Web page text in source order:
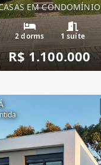
EM CONDOMÍNIO
2 dorms 1 suíte
R$ 1.100.000